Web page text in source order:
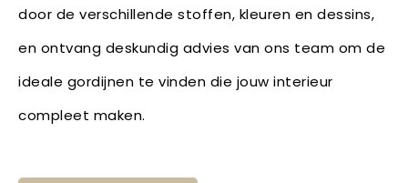
door de verschillende stoffen, kleuren en dessins,
en ontvang deskundig advies van ons team om de
ideale gordijnen te vinden die jouw interieur
compleet maken.